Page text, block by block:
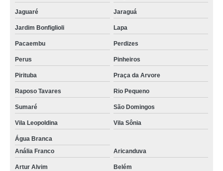
Jaguaré Jaraguá
Jardim Bonfiglioli Lapa
Pacaembu Perdizes
Perus Pinheiros
Pirituba Praça da Arvore
Raposo Tavares Rio Pequeno
Sumaré São Domingos
Vila Leopoldina Vila Sônia
Água Branca
Anália Franco
Aricanduva
Artur Alvim Belém